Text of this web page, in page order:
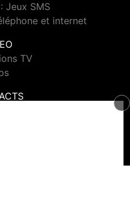
Jeux SMS
et internet
TV